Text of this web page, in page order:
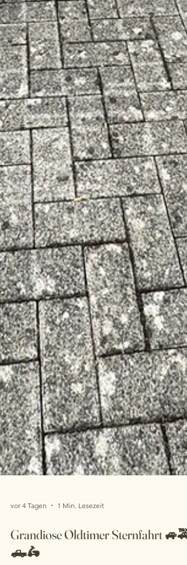
vor 4 Tagen 1 Min. Lesezeit
Grandiose Oldtimer Sternfahrt 🚙🚕